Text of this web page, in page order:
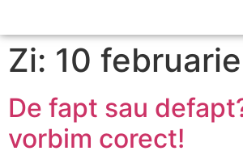
Zi: 10
De fapt sau
vorbim corect!